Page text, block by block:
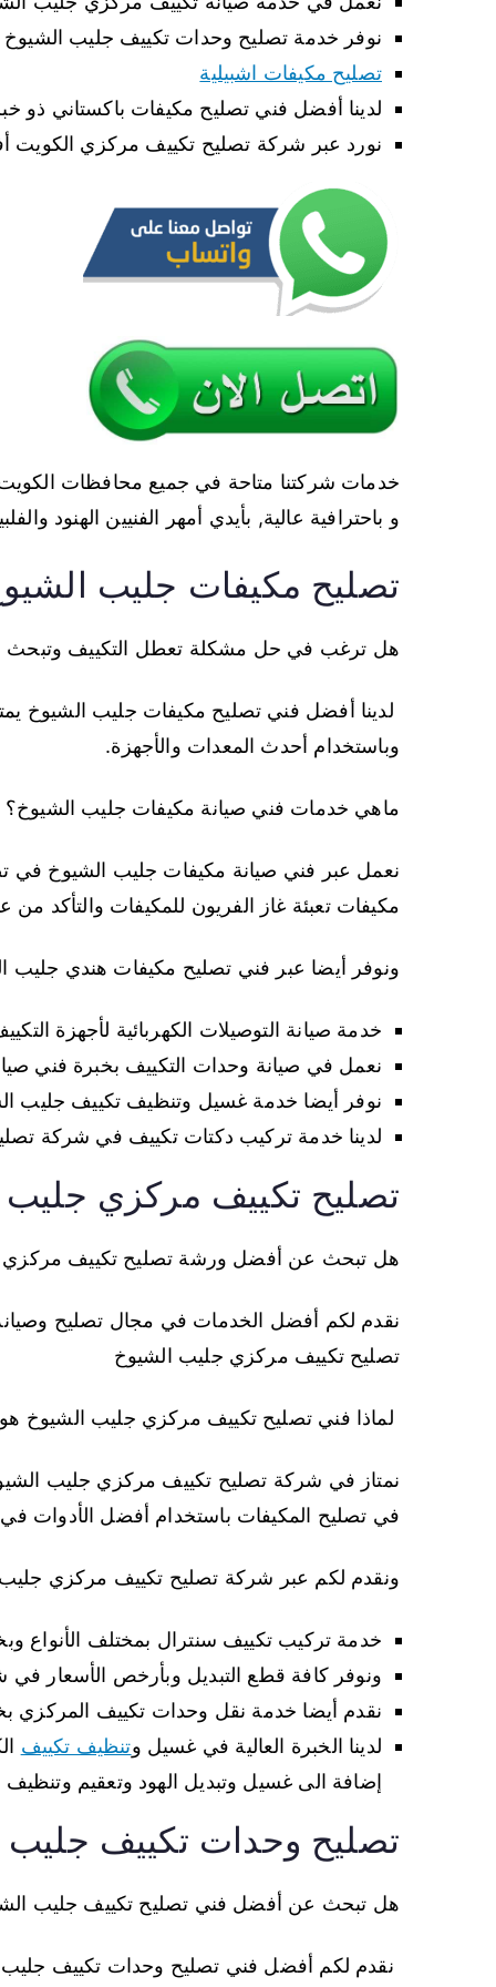
نوفر خدمة تصليح وحدات تكييف جليب الشيوخ
تصليح مكيفات اشبيلية
لدينا أفضل فني تصليح مكيفات باكستاني ذو
نورد عبر شركة تصليح تكييف مركزي الكويت
خدمات شركتنا متاحة في جميع محافظات
و باحترافية عالية, بأيدي أمهر الفنيين الهنود
تصليح مكيفات جليب
هل ترغب في حل مشكلة تعطل التكييف وتبحث
لدينا أفضل فني تصليح مكيفات جليب الشيوخ
وباستخدام أحدث المعدات والأجهزة.
ماهي خدمات فني صيانة مكيفات جليب الشيوخ؟
نعمل عبر فني صيانة مكيفات جليب الشيوخ في
مكيفات تعبئة غاز الفريون للمكيفات والتأكد
ونوفر أيضا عبر فني تصليح مكيفات هندي جليب
خدمة صيانة التوصيلات الكهربائية لأجهزة
نعمل في صيانة وحدات التكييف بخبرة فني
نوفر أيضا خدمة غسيل وتنظيف تكييف جليب
لدينا خدمة تركيب دكتات تكييف في شركة
تصليح تكييف مركزي جليب
هل تبحث عن أفضل ورشة تصليح تكييف مركزي
نقدم لكم أفضل الخدمات في مجال تصليح
تصليح تكييف مركزي جليب الشيوخ
لماذا فني تصليح تكييف مركزي جليب الشيوخ
نمتاز في شركة تصليح تكييف مركزي جليب
في تصليح المكيفات باستخدام أفضل الأدوات
ونقدم لكم عبر شركة تصليح تكييف مركزي
خدمة تركيب تكييف سنترال بمختلف الأنواع
ونوفر كافة قطع التبديل وبأرخص الأسعار
نقدم أيضا خدمة نقل وحدات تكييف المركزي
لدينا الخبرة العالية في غسيل وتنظيف تكييف
إضافة الى غسيل وتبديل الهود وتعقيم
تصليح وحدات تكييف جليب
هل تبحث عن أفضل فني تصليح تكييف جليب
نقدم لكم أفضل فني تصليح وحدات تكييف جليب